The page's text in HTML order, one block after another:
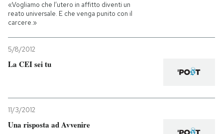
PODCAST
SHOP
«Vogliamo che l’utero in affitto diventi un
reato universale. E che venga punito con il
carcere.»
5/8/2012
La CEI sei tu
11/3/2012
Una risposta ad Avvenire